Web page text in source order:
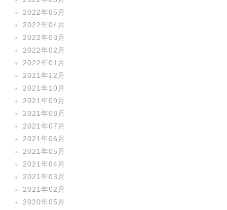
2022年05月
2022年04月
2022年03月
2022年02月
2022年01月
2021年12月
2021年10月
2021年09月
2021年08月
2021年07月
2021年06月
2021年05月
2021年04月
2021年03月
2021年02月
2020年05月